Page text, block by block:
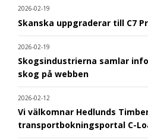
2026-02-19
Skanska uppgraderar till C7
2026-02-19
Skogsindustrierna samlar
skog på webben
2026-02-12
Vi välkomnar Hedlunds
transportbokningsportal C-